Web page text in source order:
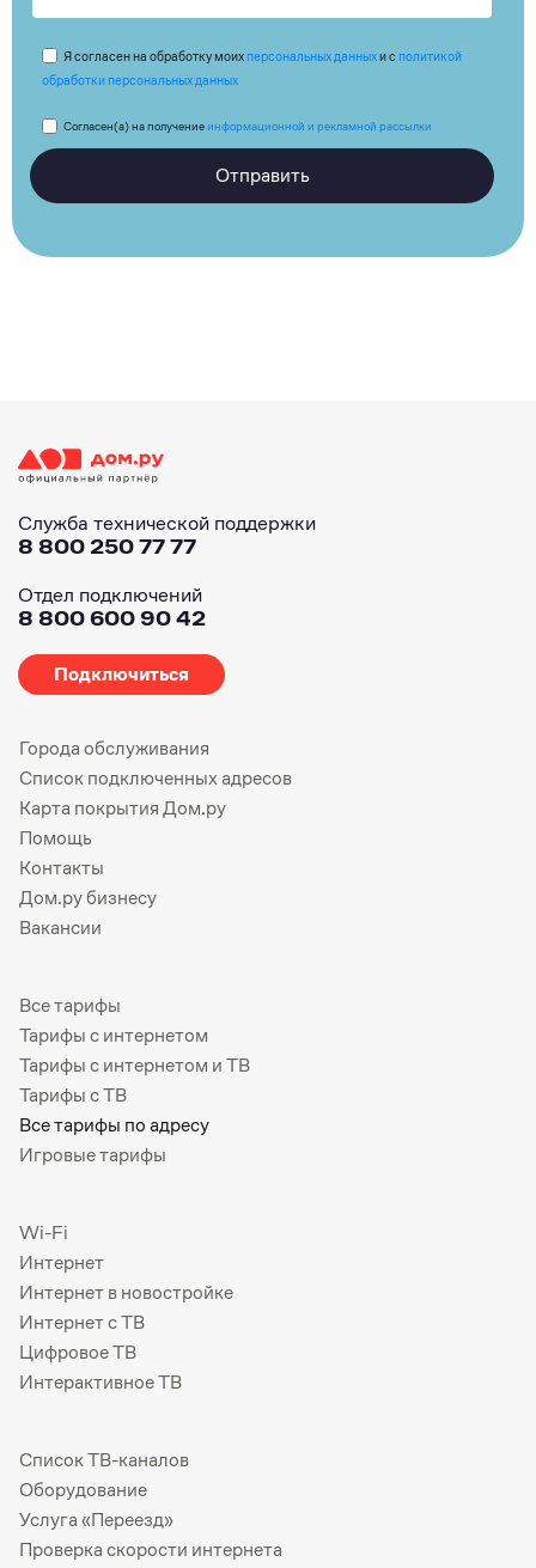
Я согласен на обработку моих персональных данныхи с политикой
обработки персональных данных
Согласен(а) на получениеинформационной и рекламной рассылки
Отправить
Служба технической поддержки
8 800 250 77 77
Отдел подключений
8 800 600 90 42
Подключиться
Города обслуживания
Список подключенных адресов
Карта покрытия Дом.ру
Помощь
Контакты
Дом.ру бизнесу
Вакансии
Все тарифы
Тарифы с интернетом
Тарифы с интернетом и ТВ
Тарифы с ТВ
Все тарифы по адресу
Игровые тарифы
Wi-Fi
Интернет
Интернет в новостройке
Интернет с ТВ
Цифровое ТВ
Интерактивное ТВ
Список ТВ-каналов
Оборудование
Услуга «Переезд»
Проверка скорости интернета